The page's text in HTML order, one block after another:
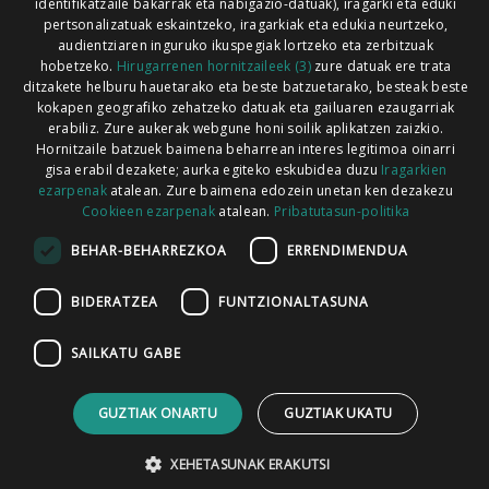
Codesyntaxek garatua
HONI BURUZ LEGE OHARRA PUBLIZITATEA
ARAUAK HARREMANETARAKO RSS
identifikatzaile bakarrak eta nabigazio-datuak), iragarki eta eduki
pertsonalizatuak eskaintzeko, iragarkiak eta edukia neurtzeko,
audientziaren inguruko ikuspegiak lortzeko eta zerbitzuak
hobetzeko. Hirugarrenen hornitzaileek (3)zure datuak ere trata
ditzakete helburu hauetarako eta beste batzuetarako, besteak beste
kokapen geografiko zehatzeko datuak eta gailuaren ezaugarriak
erabiliz. Zure aukerak webgune honi soilik aplikatzen zaizkio.
Hornitzaile batzuek baimena beharrean interes legitimoa oinarri
gisa erabil dezakete; aurka egiteko eskubidea duzu Iragarkien
ezarpenakatalean. Zure baimena edozein unetan ken dezakezu
Cookieen ezarpenak atalean. Pribatutasun-politika
BEHAR-BEHARREZKOA ERRENDIMENDUA
BIDERATZEA FUNTZIONALTASUNA
SAILKATU GABE
GUZTIAK ONARTU GUZTIAK UKATU
XEHETASUNAK ERAKUTSI